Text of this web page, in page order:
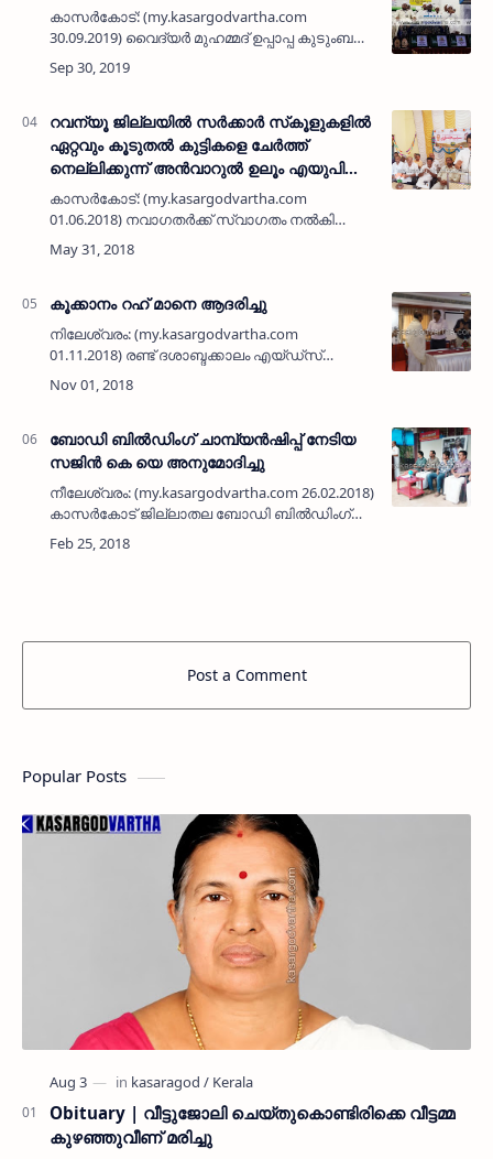
കാസര്‍കോട്: (my.kasargodvartha.com
30.09.2019) വൈദ്യര്‍ മുഹമ്മദ് ഉപ്പാപ്പ കുടുംബ
സംഗമം നടത്തി. സീതാംഗോളി എ ബി ഹാളില്‍
നടത്തിയ സംഗമത്തില്‍ ബിന്യമിന്‍ അര്‍ളപദവ്
റവന്യൂ ജില്ലയില്‍ സര്‍ക്കാര്‍ സ്‌കൂളുകളില്‍
ഏറ്റവും കൂടുതല്‍ കുട്ടികളെ ചേര്‍ത്ത്
നെല്ലിക്കുന്ന് അന്‍വാറുല്‍ ഉലൂം എയുപി
സ്‌കൂള്‍
കാസര്‍കോട്: (my.kasargodvartha.com
01.06.2018) നവാഗതര്‍ക്ക് സ്വാഗതം നല്‍കി
വിവിധ സ്‌കൂളുകളില്‍ പ്രവേശനോത്സവം നടന്നു.
റവന്യൂ ജില്ലയില്‍ സര്‍ക്കാര്‍ സ്‌കൂളുകളില്‍
കൂക്കാനം റഹ് മാനെ ആദരിച്ചു
നിലേശ്വരം: (my.kasargodvartha.com
01.11.2018) രണ്ട് ദശാബ്ദക്കാലം എയ്ഡ്‌സ്
പ്രതിരോധ പ്രവര്‍ത്തനത്തിന്റെ പ്രോജക്ട്
ഡയറക്ടര്‍ എന്ന നിലയില്‍ സേവനം
ബോഡി ബില്‍ഡിംഗ് ചാമ്പ്യന്‍ഷിപ്പ് നേടിയ
സജിന്‍ കെ യെ അനുമോദിച്ചു
നീലേശ്വരം: (my.kasargodvartha.com 26.02.2018)
കാസര്‍കോട് ജില്ലാതല ബോഡി ബില്‍ഡിംഗ്
ചാമ്പ്യന്‍ഷിപ്പില്‍ ഒന്നാം സ്ഥാനം നേടിയ പ്ലസ്ടു
വിദ്യാര്‍ത്ഥി സജിന്‍ കെ യെ നിടുവപ്പുറം
Post a Comment
Popular Posts
Obituary | വീട്ടുജോലി ചെയ്തുകൊണ്ടിരിക്കെ വീട്ടമ്മ
കുഴഞ്ഞുവീണ് മരിച്ചു